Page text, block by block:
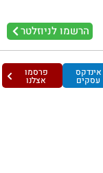
הרשמו לניוזלטר
אינדקס
עסקים
פרסמו
אצלנו